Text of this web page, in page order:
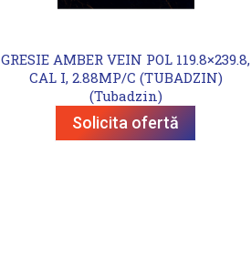
GRESIE AMBER VEIN POL 119.8×239.8,
CAL I, 2.88MP/C (TUBADZIN)
(Tubadzin)
Solicita ofertă